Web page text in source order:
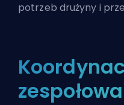
potrzeb drużyny i
zespołowa